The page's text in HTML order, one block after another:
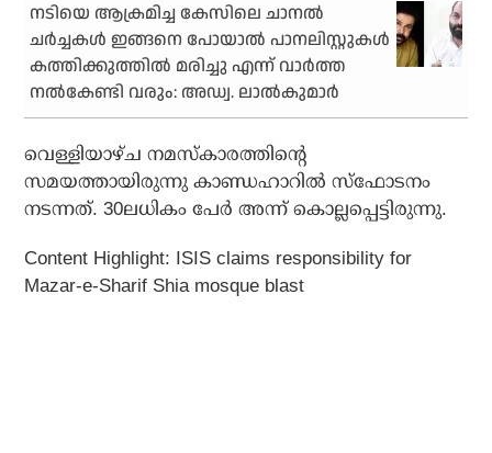
നടിയെ ആക്രമിച്ച കേസിലെ ചാനല്‍
ചര്‍ച്ചകള്‍ ഇങ്ങനെ പോയാല്‍ പാനലിസ്റ്റുകള്‍
കത്തിക്കുത്തില്‍ മരിച്ചു എന്ന് വാര്‍ത്ത
നല്‍കേണ്ടി വരും: അഡ്വ. ലാല്‍കുമാര്‍
വെള്ളിയാഴ്ച നമസ്‌കാരത്തിന്റെ
സമയത്തായിരുന്നു കാണ്ഡഹാറില്‍ സ്‌ഫോടനം
നടന്നത്. 30ലധികം പേര്‍ അന്ന് കൊല്ലപ്പെട്ടിരുന്നു.
Content Highlight: ISIS claims responsibility for
Mazar-e-Sharif Shia mosque blast